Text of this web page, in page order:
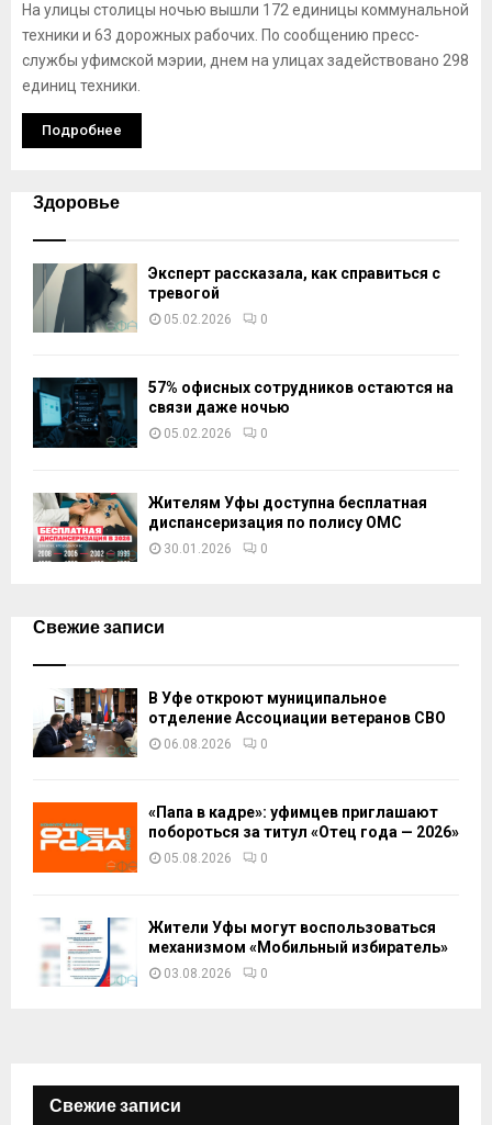
На улицы столицы ночью вышли 172 единицы коммунальной
техники и 63 дорожных рабочих. По сообщению пресс-
службы уфимской мэрии, днем на улицах задействовано 298
единиц техники.
Подробнее
Здоровье
Эксперт рассказала, как справиться с
тревогой
05.02.2026 0
57% офисных сотрудников остаются на
связи даже ночью
05.02.2026 0
Жителям Уфы доступна бесплатная
диспансеризация по полису ОМС
30.01.2026 0
Свежие записи
В Уфе откроют муниципальное
отделение Ассоциации ветеранов СВО
06.08.2026 0
«Папа в кадре»: уфимцев приглашают
побороться за титул «Отец года — 2026»
05.08.2026 0
Жители Уфы могут воспользоваться
механизмом «Мобильный избиратель»
03.08.2026 0
Свежие записи